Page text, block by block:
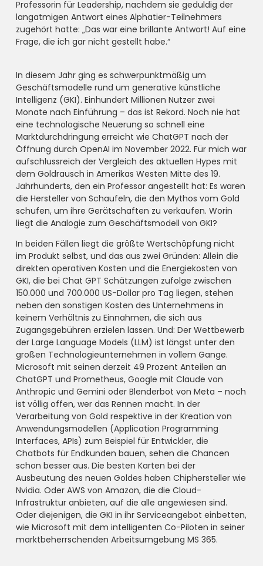
Professorin für Leadership, nachdem sie geduldig der
langatmigen Antwort eines Alphatier-Teilnehmers
zugehört hatte: „Das war eine brillante Antwort! Auf eine
Frage, die ich gar nicht gestellt habe.“
In diesem Jahr ging es schwerpunktmäßig um
Geschäftsmodelle rund um generative künstliche
Intelligenz (GKI). Einhundert Millionen Nutzer zwei
Monate nach Einführung – das ist Rekord. Noch nie hat
eine technologische Neuerung so schnell eine
Marktdurchdringung erreicht wie ChatGPT nach der
Öffnung durch OpenAI im November 2022. Für mich war
aufschlussreich der Vergleich des aktuellen Hypes mit
dem Goldrausch in Amerikas Westen Mitte des 19.
Jahrhunderts, den ein Professor angestellt hat: Es waren
die Hersteller von Schaufeln, die den Mythos vom Gold
schufen, um ihre Gerätschaften zu verkaufen. Worin
liegt die Analogie zum Geschäftsmodell von GKI?
In beiden Fällen liegt die größte Wertschöpfung nicht
im Produkt selbst, und das aus zwei Gründen: Allein die
direkten operativen Kosten und die Energiekosten von
GKI, die bei Chat GPT Schätzungen zufolge zwischen
150.000 und 700.000 US-Dollar pro Tag liegen, stehen
neben den sonstigen Kosten des Unternehmens in
keinem Verhältnis zu Einnahmen, die sich aus
Zugangsgebühren erzielen lassen. Und: Der Wettbewerb
der Large Language Models (LLM) ist längst unter den
großen Technologieunternehmen in vollem Gange.
Microsoft mit seinen derzeit 49 Prozent Anteilen an
ChatGPT und Prometheus, Google mit Claude von
Anthropic und Gemini oder Blenderbot von Meta – noch
ist völlig offen, wer das Rennen macht. In der
Verarbeitung von Gold respektive in der Kreation von
Anwendungsmodellen (Application Programming
Interfaces, APIs) zum Beispiel für Entwickler, die
Chatbots für Endkunden bauen, sehen die Chancen
schon besser aus. Die besten Karten bei der
Ausbeutung des neuen Goldes haben Chiphersteller wie
Nvidia. Oder AWS von Amazon, die die Cloud-
Infrastruktur anbieten, auf die alle angewiesen sind.
Oder diejenigen, die GKI in ihr Serviceangebot einbetten,
wie Microsoft mit dem intelligenten Co-Piloten in seiner
marktbeherrschenden Arbeitsumgebung MS 365.